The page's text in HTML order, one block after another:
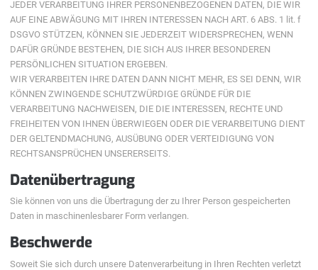
JEDER VERARBEITUNG IHRER PERSONENBEZOGENEN DATEN, DIE WIR
AUF EINE ABWÄGUNG MIT IHREN INTERESSEN NACH ART. 6 ABS. 1 lit. f
DSGVO STÜTZEN, KÖNNEN SIE JEDERZEIT WIDERSPRECHEN, WENN
DAFÜR GRÜNDE BESTEHEN, DIE SICH AUS IHRER BESONDEREN
PERSÖNLICHEN SITUATION ERGEBEN.
WIR VERARBEITEN IHRE DATEN DANN NICHT MEHR, ES SEI DENN, WIR
KÖNNEN ZWINGENDE SCHUTZWÜRDIGE GRÜNDE FÜR DIE
VERARBEITUNG NACHWEISEN, DIE DIE INTERESSEN, RECHTE UND
FREIHEITEN VON IHNEN ÜBERWIEGEN ODER DIE VERARBEITUNG DIENT
DER GELTENDMACHUNG, AUSÜBUNG ODER VERTEIDIGUNG VON
RECHTSANSPRÜCHEN UNSERERSEITS.
Datenübertragung
Sie können von uns die Übertragung der zu Ihrer Person gespeicherten
Daten in maschinenlesbarer Form verlangen.
Beschwerde
Soweit Sie sich durch unsere Datenverarbeitung in Ihren Rechten verletzt